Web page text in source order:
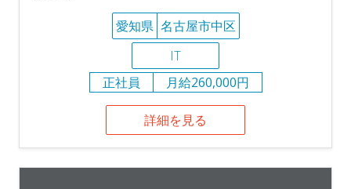
愛知県 名古屋市中区
IT
正社員
月給260,000円
詳細を見る